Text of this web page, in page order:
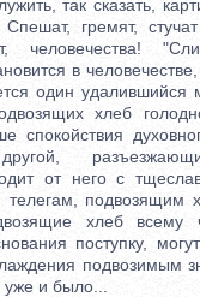
так сказать,
Спешат, гремят,
человечества!
в
один удалившийся
хлеб
спокойствия
от него с
телегам, подвозящим
хлеб всему
поступку,
подвозимым
уже и было...